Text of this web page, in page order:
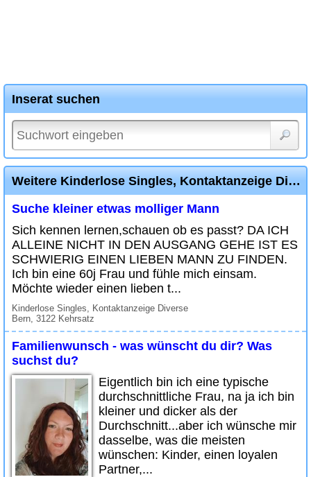
Inserat suchen
Weitere Kinderlose Singles, Kontaktanzeige Diverse Inserate
Suche kleiner etwas molliger Mann
Sich kennen lernen,schauen ob es passt? DA ICH
ALLEINE NICHT IN DEN AUSGANG GEHE IST ES
SCHWIERIG EINEN LIEBEN MANN ZU FINDEN.
Ich bin eine 60j Frau und fühle mich einsam.
Möchte wieder einen lieben t...
Kinderlose Singles, Kontaktanzeige Diverse
Bern, 3122 Kehrsatz
Familienwunsch - was wünscht du dir? Was
suchst du?
Eigentlich bin ich eine typische
durchschnittliche Frau, na ja ich bin
kleiner und dicker als der
Durchschnitt...aber ich wünsche mir
dasselbe, was die meisten
wünschen: Kinder, einen loyalen
Partner,...